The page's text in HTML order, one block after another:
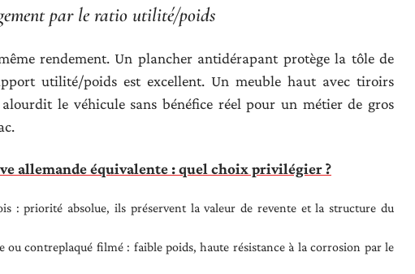
par le ratio utilité/poids
rendement. Un plancher antidérapant protège la tôle de
utilité/poids est excellent. Un meuble haut avec tiroirs
le véhicule sans bénéfice réel pour un métier de gros
allemande équivalente : quel choix privilégier ?
: priorité absolue, ils préservent la valeur de revente et la structure du
ou contreplaqué filmé : faible poids, haute résistance à la corrosion par le